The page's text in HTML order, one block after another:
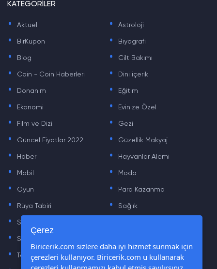
KATEGORİLER
. Aktüel . Astroloji
. BirKupon . Biyografi
. Blog . Cilt Bakımı
. Coin - Coin Haberleri . Dini içerik
. Donanım . Eğitim
. Ekonomi . Evinize Özel
. Film ve Dizi . Gezi
. Güncel Fiyatlar 2022 . Güzellik Makyaj
. Haber . Hayvanlar Alemi
. Mobil . Moda
. Oyun . Para Kazanma
. Rüya Tabiri . Sağlık
. Sinema .
. Sözler
. Teknoloji Haberleri . Yaşam
Çerez
Biricerik.com sizlere daha iyi hizmet sunmak için
çerezleri kullanıyor. Biricerik.com u kullanarak